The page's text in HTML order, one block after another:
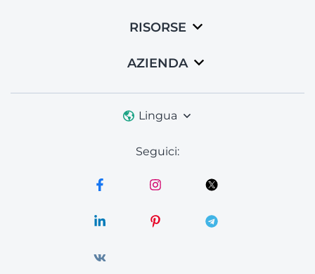
RISORSE
AZIENDA
Lingua
Seguici: